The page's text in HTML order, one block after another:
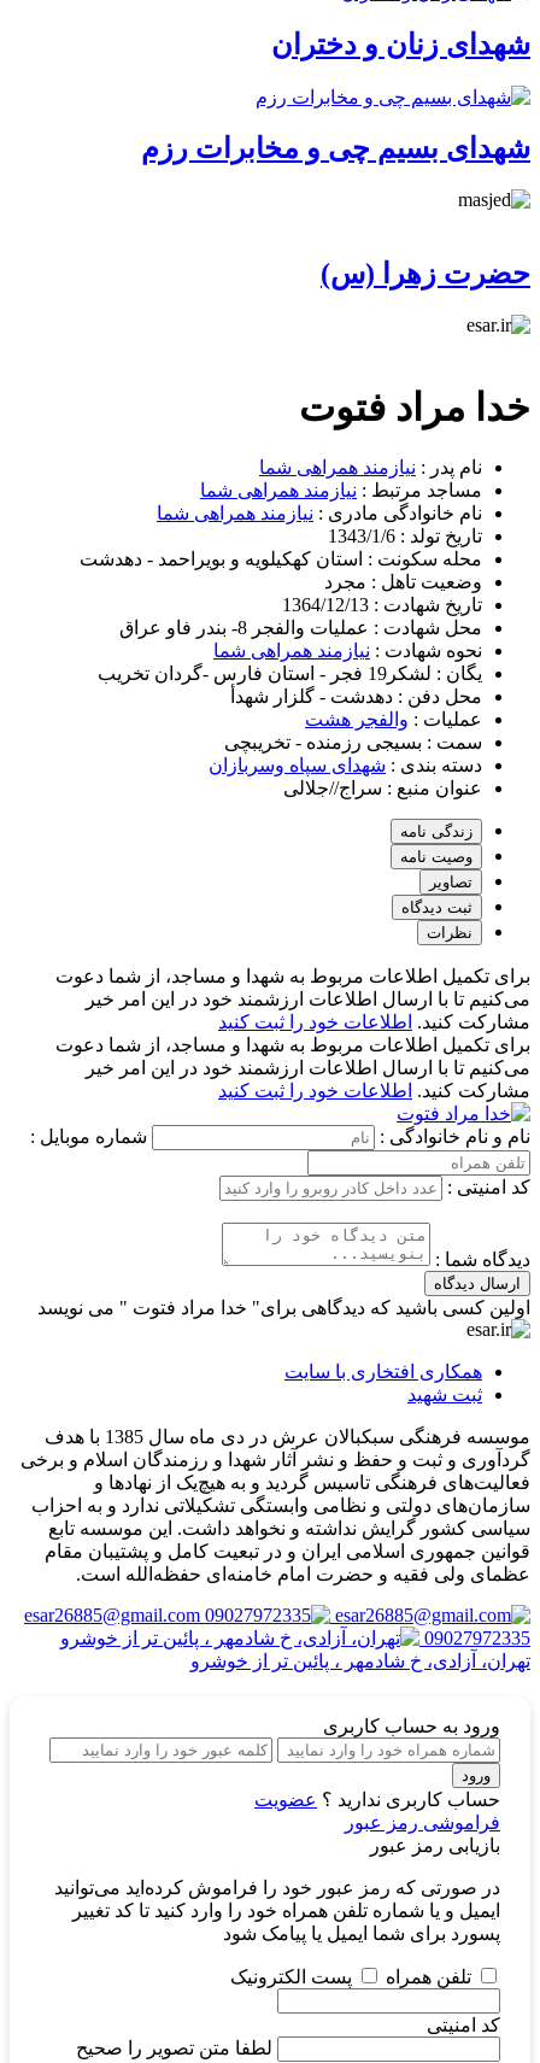
شهدای زنان و دختران
شهدای بسیم چی و مخابرات رزم
حضرت زهرا (س)
خدا مراد فتوت
نام پدر : نیازمند همراهی شما
مساجد مرتبط : نیازمند همراهی شما
نام خانوادگی مادری : نیازمند همراهی شما
تاریخ تولد : 1343/1/6
محله سکونت : استان کهکیلویه و بویراحمد - دهدشت
وضعیت تاهل : مجرد
تاریخ شهادت : 1364/12/13
محل شهادت : عملیات والفجر 8- بندر فاو عراق
نحوه شهادت : نیازمند همراهی شما
یگان : لشکر19 فجر - استان فارس -گردان تخریب
محل دفن : دهدشت - گلزار شهدأ
عملیات : والفجر هشت
سمت : بسیجی رزمنده - تخریبچی
دسته بندی : شهدای سپاه وسربازان
عنوان منبع : سراج//جلالی
زندگی نامه
وصیت نامه
تصاویر
ثبت دیدگاه
نظرات
برای تکمیل اطلاعات مربوط به شهدا و مساجد، از شما دعوت
می‌کنیم تا با ارسال اطلاعات ارزشمند خود در این امر خیر
مشارکت کنید. اطلاعات خود را ثبت کنید
برای تکمیل اطلاعات مربوط به شهدا و مساجد، از شما دعوت
می‌کنیم تا با ارسال اطلاعات ارزشمند خود در این امر خیر
مشارکت کنید. اطلاعات خود را ثبت کنید
نام و نام خانوادگی : شماره موبایل :
کد امنیتی :
دیدگاه شما :
ارسال دیدگاه
اولین کسی باشید که دیدگاهی برای" خدا مراد فتوت " می نویسد
همکاری افتخاری با سایت
ثبت شهید
موسسه فرهنگی سبکبالان عرش در دی ماه سال 1385 با هدف
گردآوری و ثبت و حفظ و نشر آثار شهدا و رزمندگان اسلام و برخی
فعالیت‌های فرهنگی تاسیس گردید و به هیچ‌یک از نهادها و
سازمان‌های دولتی و نظامی وابستگی تشکیلاتی ندارد و به احزاب
سیاسی کشور گرایش نداشته و نخواهد داشت. این موسسه تابع
قوانین جمهوری اسلامی ایران و در تبعیت کامل و پشتیبان مقام
عظمای ولی فقیه و حضرت امام خامنه‌ای حفظه‌الله است.
esar26885@gmail.com
09027972335
تهران، آزادی، خ شادمهر ، پائین تر از خوشرو
ورود به حساب کاربری
ورود
حساب کاربری ندارید ؟ عضویت
فراموشی رمز عبور
بازیابی رمز عبور
در صورتی که رمز عبور خود را فراموش کرده‌اید می‌توانید
ایمیل و یا شماره تلفن همراه خود را وارد کنید تا کد تغییر
پسورد برای شما ایمیل یا پیامک شود
تلفن همراه پست الکترونیک
کد امنیتی
لطفا متن تصویر را صحیح